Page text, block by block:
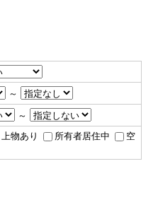
～
～
上物あり 所有者居住中
空